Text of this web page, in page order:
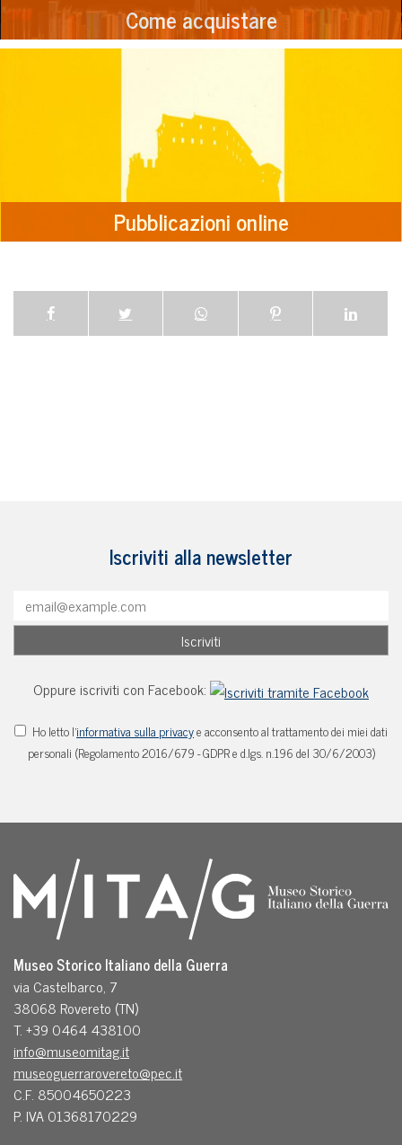
Come acquistare
Pubblicazioni online
Iscriviti alla newsletter
Oppure iscriviti con Facebook:
Ho letto l'informativa sulla privacye acconsento al trattamento dei miei dati
personali (Regolamento 2016/679 - GDPR e d.lgs. n.196 del 30/6/2003)
Museo Storico Italiano della Guerra
via Castelbarco, 7
38068 Rovereto (TN)
T. +39 0464 438100
info@museomitag.it
museoguerrarovereto@pec.it
C.F. 85004650223
P. IVA 01368170229